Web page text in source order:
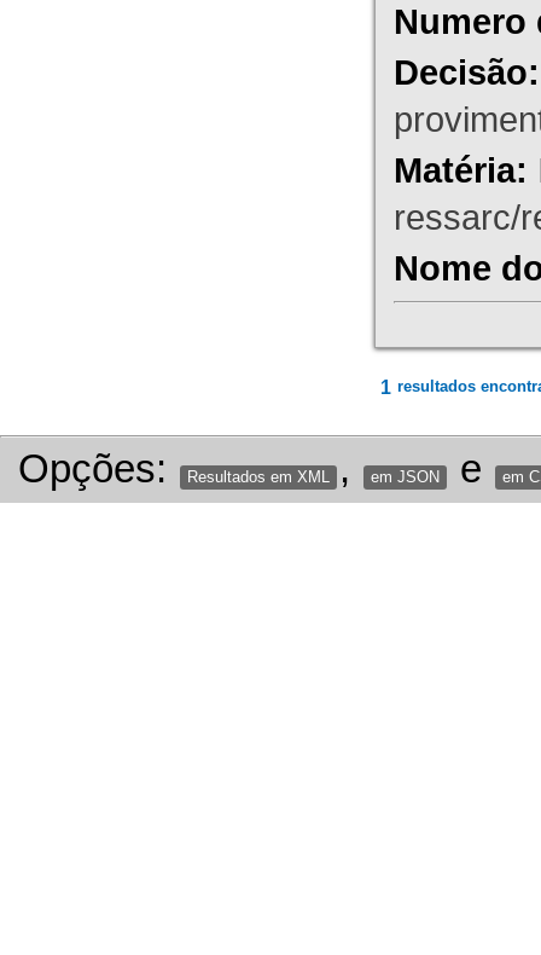
Numero
Decisão:
Matéria:
ressarc/
Nome
1 resultados
Opções: Resultados em XML , em JSON e em